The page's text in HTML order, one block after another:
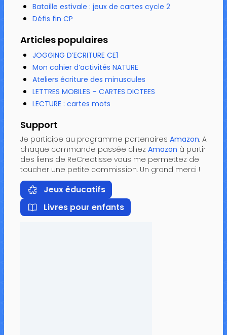
Bataille estivale : jeux de cartes cycle 2
Défis fin CP
Articles populaires
JOGGING D’ECRITURE CE1
Mon cahier d’activités NATURE
Ateliers écriture des minuscules
LETTRES MOBILES – CARTES DICTEES
LECTURE : cartes mots
Support
Je participe au programme partenaires Amazon. A
chaque commande passée chez Amazon à partir
des liens de ReCreatisse vous me permettez de
toucher une petite commission. Un grand merci !
Jeux éducatifs
Livres pour enfants